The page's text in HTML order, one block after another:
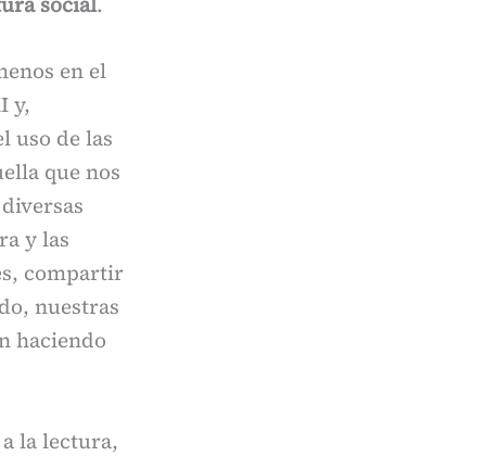
en el
y,
uso de las
que nos
y las
compartir
nuestras
haciendo
la lectura,